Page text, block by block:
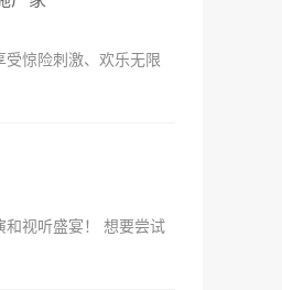
受惊险刺激、欢乐无限
和视听盛宴！ 想要尝试